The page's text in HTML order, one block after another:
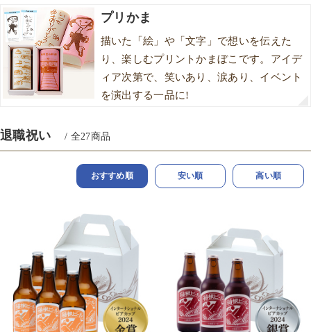
プリかま
描いた「絵」や「文字」で想いを伝えた
り、楽しむプリントかまぼこです。アイデ
ィア次第で、笑いあり、涙あり、イベント
を演出する一品に!
退職祝い / 全27商品
おすすめ順 安い順 高い順